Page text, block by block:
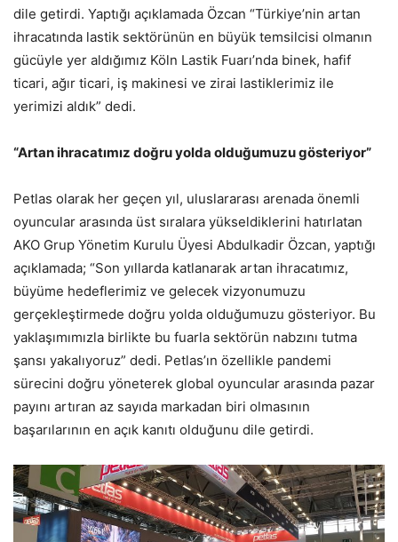
dile getirdi. Yaptığı açıklamada Özcan “Türkiye’nin artan
ihracatında lastik sektörünün en büyük temsilcisi olmanın
gücüyle yer aldığımız Köln Lastik Fuarı’nda binek, hafif
ticari, ağır ticari, iş makinesi ve zirai lastiklerimiz ile
yerimizi aldık” dedi.
“Artan ihracatımız doğru yolda olduğumuzu gösteriyor”
Petlas olarak her geçen yıl, uluslararası arenada önemli
oyuncular arasında üst sıralara yükseldiklerini hatırlatan
AKO Grup Yönetim Kurulu Üyesi Abdulkadir Özcan, yaptığı
açıklamada; “Son yıllarda katlanarak artan ihracatımız,
büyüme hedeflerimiz ve gelecek vizyonumuzu
gerçekleştirmede doğru yolda olduğumuzu gösteriyor. Bu
yaklaşımımızla birlikte bu fuarla sektörün nabzını tutma
şansı yakalıyoruz” dedi. Petlas’ın özellikle pandemi
sürecini doğru yöneterek global oyuncular arasında pazar
payını artıran az sayıda markadan biri olmasının
başarılarının en açık kanıtı olduğunu dile getirdi.